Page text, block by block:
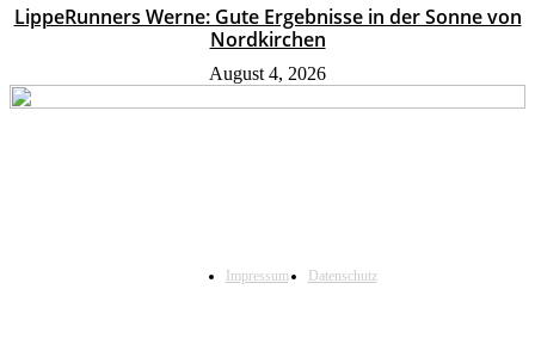
LippeRunners Werne: Gute Ergebnisse in der Sonne von
Nordkirchen
August 4, 2026
Impressum Datenschutz